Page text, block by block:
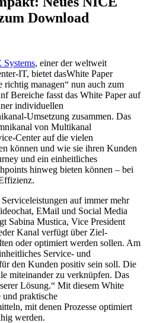
Download
Systems, einer der weltweit
IT, bietet dasWhite Paper
managen“ nun auch zum
Bereiche fasst das White Paper auf
individuellen
Umsetzung zusammen. Das
von Multikanal
Center auf die vielen
können und wie sie ihren Kunden
und ein einheitliches
hinweg bieten können – bei
auf immer mehr
EMail und Social Media
Sabina Mustica, Vice President
Kanal verfügt über Ziel-
oder optimiert werden sollen. Am
Service- und
den Kunden positiv sein soll. Die
miteinander zu verknüpfen. Das
Lösung.“ Mit diesem White
praktische
mit denen Prozesse optimiert
werden.